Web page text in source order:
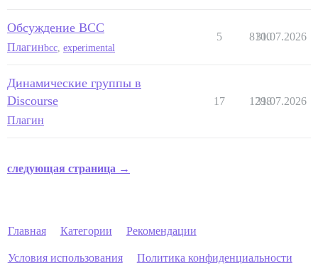
Обсуждение BCC
Плагинbcc experimental
5 8100
31.07.2026
Динамические группы в
Discourse
Плагин
17 1298
31.07.2026
следующая страница →
Главная Категории Рекомендации
Условия использования Политика конфиденциальности